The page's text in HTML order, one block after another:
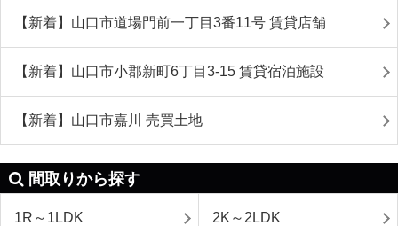
【新着】山口市道場門前一丁目3番11号 賃貸店舗
【新着】山口市小郡新町6丁目3-15 賃貸宿泊施設
【新着】山口市嘉川 売買土地
間取りから探す
1R～1LDK 2K～2LDK